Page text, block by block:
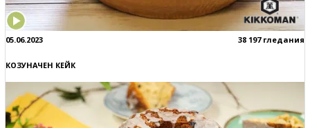
05.06.2023 38 197 гледания
КОЗУНАЧЕН КЕЙК